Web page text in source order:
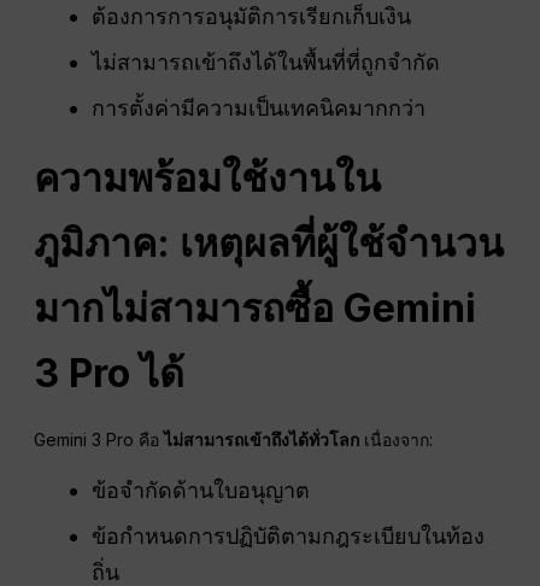
ต้องการการอนุมัติการเรียกเก็บเงิน
ไม่สามารถเข้าถึงได้ในพื้นที่ที่ถูกจำกัด
การตั้งค่ามีความเป็นเทคนิคมากกว่า
ความพร้อมใช้งานใน
ภูมิภาค: เหตุผลที่ผู้ใช้จำนวน
มากไม่สามารถซื้อ Gemini
3 Pro ได้
Gemini 3 Pro คือไม่สามารถเข้าถึงได้ทั่วโลก เนื่องจาก:
ข้อจำกัดด้านใบอนุญาต
ข้อกำหนดการปฏิบัติตามกฎระเบียบในท้อง
ถิ่น